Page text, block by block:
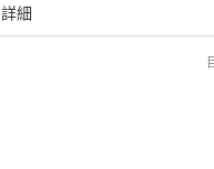
詳細